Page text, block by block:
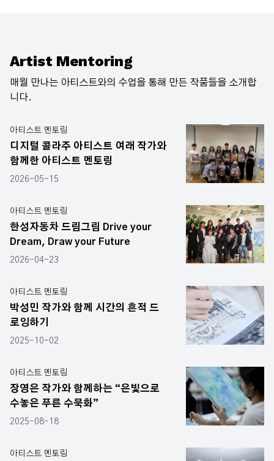
Artist Mentoring
매월 만나는 아티스트와의 수업을 통해 만든 작품들을 소개합
니다.
아티스트 멘토링
디지털 콜라주 아티스트 여래 작가와
함께한 아티스트 멘토링
2026-05-15
아티스트 멘토링
한성자동차 드림그림 Drive your
Dream, Draw your Future
2026-04-23
아티스트 멘토링
박성민 작가와 함께 시간의 흔적 드
로잉하기
2025-10-02
아티스트 멘토링
장영은 작가와 함께하는 “은빛으로
수놓은 푸른 수묵화”
2025-08-18
아티스트 멘토링